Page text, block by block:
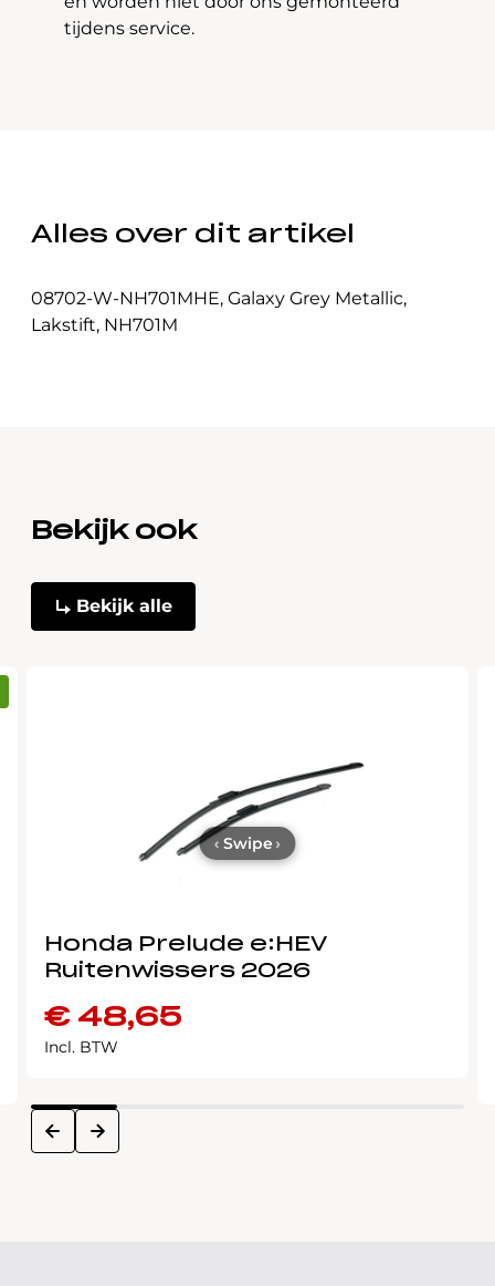
tijdens service.
Alles over dit artikel
08702-W-NH701MHE, Galaxy Grey Metallic,
Lakstift, NH701M
Bekijk ook
Bekijk alle
Honda Prelude e:HEV
Ruitenwissers 2026
€48,65
Incl. BTW
prev next
‹ Swipe ›